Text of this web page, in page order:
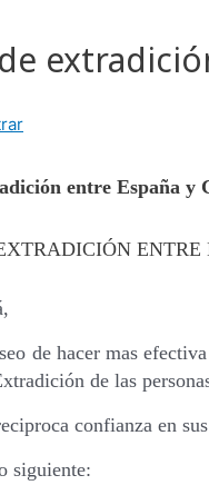
entre España y
ENTRE
de hacer mas
de las
confianza en
siguiente: